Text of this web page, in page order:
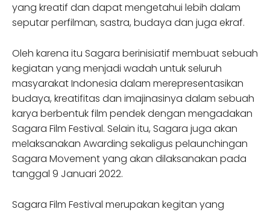
yang kreatif dan dapat mengetahui lebih dalam
seputar perfilman, sastra, budaya dan juga ekraf.
Oleh karena itu Sagara berinisiatif membuat sebuah
kegiatan yang menjadi wadah untuk seluruh
masyarakat Indonesia dalam merepresentasikan
budaya, kreatifitas dan imajinasinya dalam sebuah
karya berbentuk film pendek dengan mengadakan
Sagara Film Festival. Selain itu, Sagara juga akan
melaksanakan Awarding sekaligus pelaunchingan
Sagara Movement yang akan dilaksanakan pada
tanggal 9 Januari 2022.
Sagara Film Festival merupakan kegitan yang